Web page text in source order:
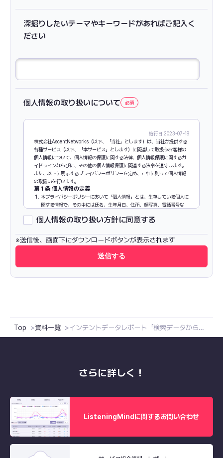
深掘りしたいテーマやキーワードがあればご記入く
ださい
個人情報の取り扱いについて
施行日 2023-07-18
株式会社AscentNetworks（以下、「当社」とします）は、当社が提供する
各種サービス（以下、「本サービス」とします）に関連して取扱うお客様の
個人情報について、個人情報の保護に関する法律、個人情報保護に関するガ
イドラインならびに、その他の個人情報保護に関連する法令を遵守します。
また、以下に明示するプライバシーポリシーを定め、これに則って個人情報
の取扱いを行います。
第１条 個人情報の定義
本プライバシーポリシーにおいて「個人情報」とは、生存している個人に
関する情報で、その中には氏名、生年月日、住所、顔写真、電話番号な
す。
も「個人情報」に含まれます。
第２条 個人情報の取得
当社は、各種サービスの提供に必要な範囲内で、ユーザーから個人情報を提
供していただく方法や、他のサービスとの連携その他の方法を通じて、個人
情報を収集します。
（１）本サービスの利用を目的とする会員登録の受付と本人確認。
（２）本サービスの提供、運用、利用状況の確認。
（３）本サービスに関する情報の更新や規約変更等のご案内。
（７）本サービスの利用規約やその他の規定違反への対応。
第４条 個人情報の開示、訂正および削除
当方法による開示が高額の費用を必要とする場合や 実施が困難な場合に
は、当社が指定する方法による交付とします）を通じて、 遅延なく開示
や通知を行います。ただし、個人情報保護法、その他の法令により、当社
が開示義務を負わない場合、その一部または全部を開示しないことがあり
ます。
ていない、または第三者への提供が適切ではないという理由で、情報の訂
個人情報の取り扱い方針に同意する
※送信後、画面下にダウンロードボタンが表示されます
Top 資料一覧 インテントデータレポート「検索データから見つける新たなCEPの兆し」
さらに詳しく！
ListeningMindに関するお問い合わせ